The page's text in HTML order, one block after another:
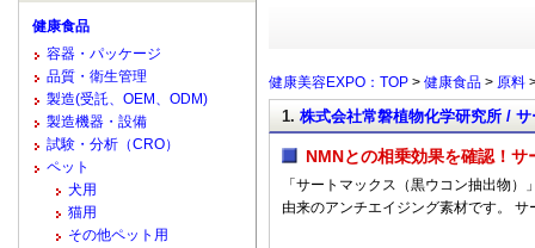
健康美容EXPO：TOP > 健康食品 > 原料
1. 株式会社常磐植物化学研究所 /
NMNとの相乗効果を確認！
「サートマックス（黒ウコン抽出物
由来のアンチエイジング素材です。 サ
健康食品
容器・パッケージ
品質・衛生管理
製造(受託、OEM、ODM)
製造機器・設備
試験・分析（CRO）
ペット
犬用
猫用
その他ペット用